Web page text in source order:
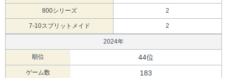
800シリーズ 2
7-10スプリットメイド 2
2024年
順位 44位
ゲーム数 183